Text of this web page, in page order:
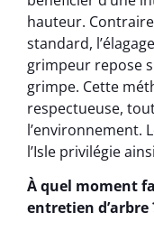
hauteur.
standard,
grimpeur repose
grimpe. Cette
respectueuse,
l’environnement.
l’Isle privilégie
À quel moment
entretien d’arbre